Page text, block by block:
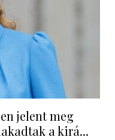
jelent meg
a kirá...